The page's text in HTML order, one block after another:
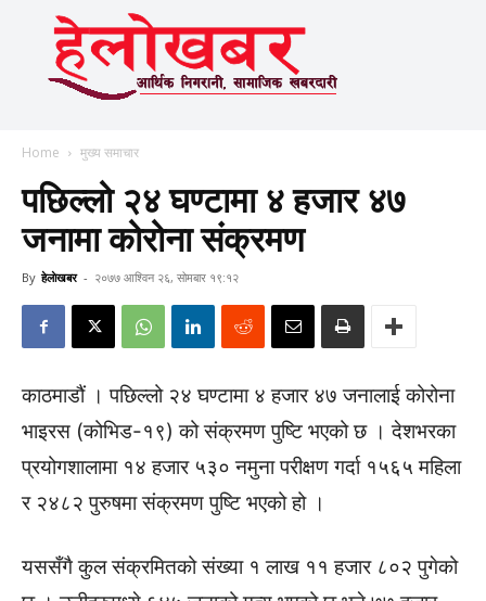
Home मुख्य समाचार
पछिल्लो २४ घण्टामा ४ हजार ४७
जनामा कोरोना संक्रमण
By हेलाेखबर - २०७७ आश्विन २६, सोमबार १९:१२
काठमाडौं । पछिल्लो २४ घण्टामा ४ हजार ४७ जनालाई कोरोना
भाइरस (कोभिड-१९) को संक्रमण पुष्टि भएको छ । देशभरका
प्रयोगशालामा १४ हजार ५३० नमुना परीक्षण गर्दा १५६५ महिला
र २४८२ पुरुषमा संक्रमण पुष्टि भएको हो ।
यससँगै कुल संक्रमितको संख्या १ लाख ११ हजार ८०२ पुगेको